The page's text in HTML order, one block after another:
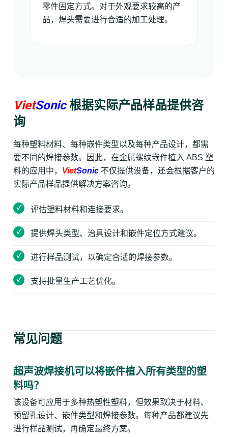
零件固定方式。对于外观要求较高的产
品，焊头需要进行合适的加工处理。
VietSonic根据实际产品样品提供咨
询
每种塑料材料、每种嵌件类型以及每种产品设计，都需
要不同的焊接参数。因此，在金属螺纹嵌件植入 ABS 塑
料的应用中， VietSonic 不仅提供设备，还会根据客户的
实际产品样品提供解决方案咨询。
评估塑料材料和连接要求。
提供焊头类型、治具设计和嵌件定位方式建议。
进行样品测试，以确定合适的焊接参数。
支持批量生产工艺优化。
常见问题
超声波焊接机可以将嵌件植入所有类型的塑
料吗？
该设备可应用于多种热塑性塑料，但效果取决于材料、
预留孔设计、嵌件类型和焊接参数。每种产品都建议先
进行样品测试，再确定最终方案。